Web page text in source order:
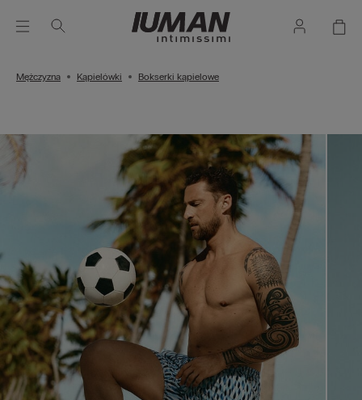
Mężczyzna Kąpielówki Bokserki kąpielowe